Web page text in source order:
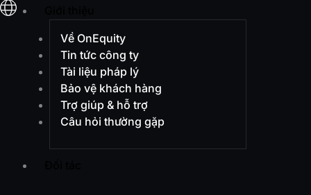
Về OnEquity
Tin tức công ty
Tài liệu pháp lý
Bảo vệ khách hàng
Trợ giúp & hỗ trợ
Câu hỏi thường gặp